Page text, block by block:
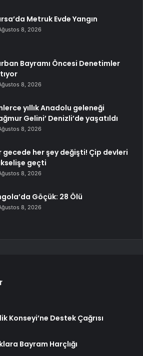
Metruk Evde Yangın
8, 2026
Bayramı Öncesi Denetimler
8, 2026
yıllık Anadolu geleneği
Gelini’ Denizli’de yaşatıldı
8, 2026
gecede her şey değişti! Çip devleri
geçti
8, 2026
Göçük: 28 Ölü
8, 2026
Konseyi’ne Destek Çağrısı
Bayram Harçlığı